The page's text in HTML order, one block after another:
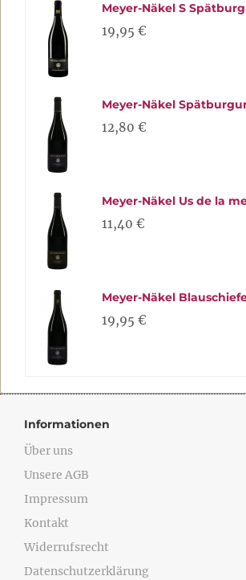
Meyer-Näkel S
19,95 €
Meyer-Näkel
12,80 €
Meyer-Näkel Us de la
11,40 €
Meyer-Näkel
19,95 €
Informationen
Über uns
Unsere AGB
Impressum
Kontakt
Widerrufsrecht
Datenschutzerklärung